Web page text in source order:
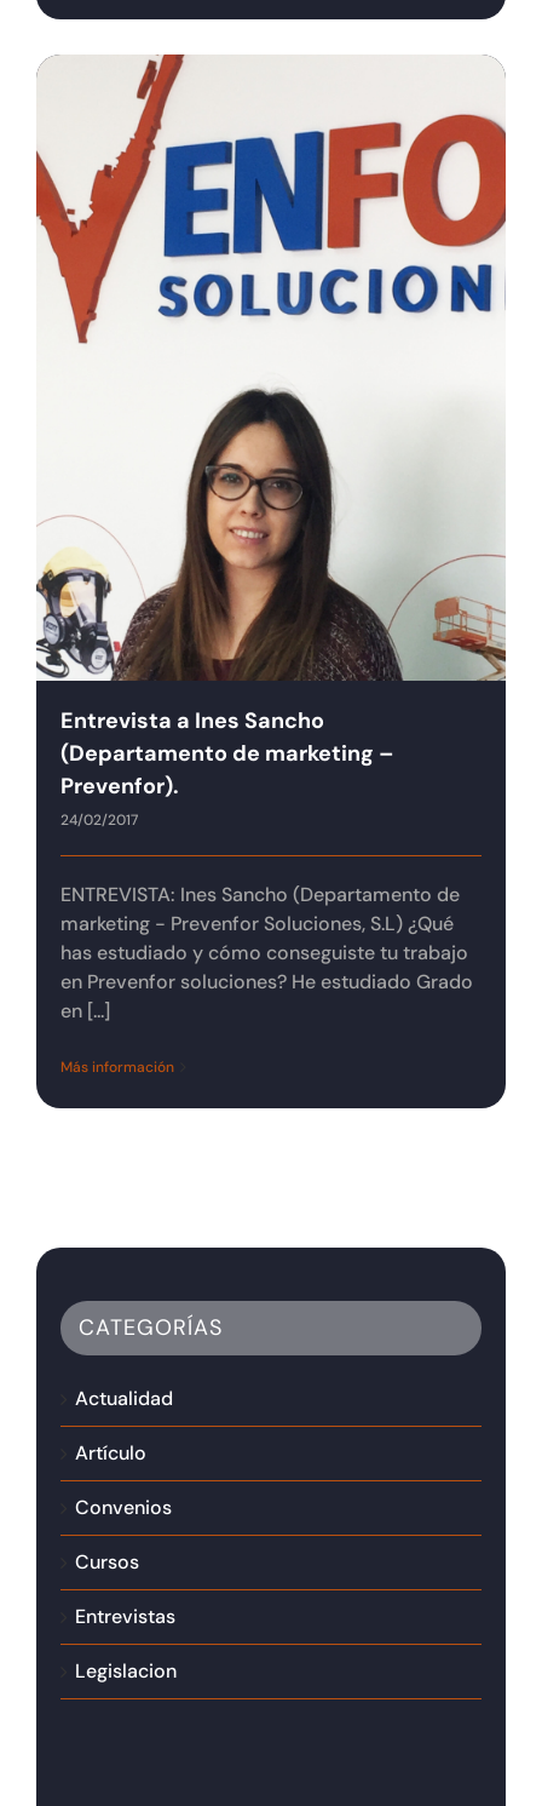
Entrevista a Ines Sancho
(Departamento de marketing –
Prevenfor).
24/02/2017
ENTREVISTA: Ines Sancho (Departamento de
marketing - Prevenfor Soluciones, S.L) ¿Qué
has estudiado y cómo conseguiste tu trabajo
en Prevenfor soluciones? He estudiado Grado
en [...]
Más información
CATEGORÍAS
Actualidad
Artículo
Convenios
Cursos
Entrevistas
Legislacion